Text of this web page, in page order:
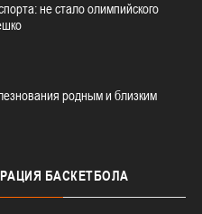
не стало олимпийского
родным и близким
БАСКЕТБОЛА